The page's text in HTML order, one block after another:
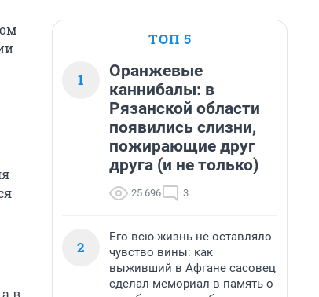
в
ТОП 5
1
Оранжевые
каннибалы: в
Рязанской области
появились слизни,
пожирающие друг
друга (и не только)
25 696 3
2
Его всю жизнь не оставляло
чувство вины: как
выживший в Афгане сасовец
сделал мемориал в память о